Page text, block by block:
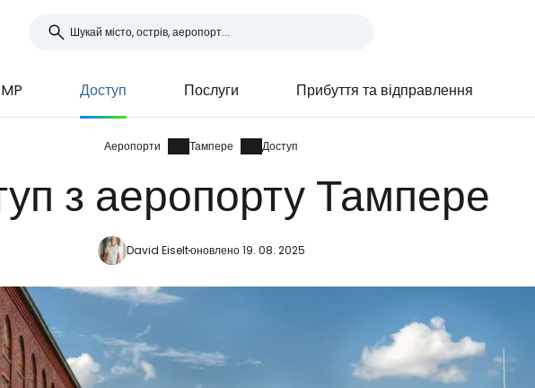
Доступ Послуги Прибуття та відправлення
Аеропорти Тампере Доступ
з аеропорту Тампере
David Eiseltоновлено 19. 08. 2025